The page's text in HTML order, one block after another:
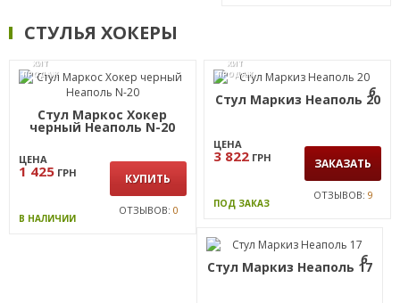
СТУЛЬЯ ХОКЕРЫ
ХИТ
ПРОДАЖ
Стул Маркос Хокер
черный Неаполь N-20
ЦЕНА
1 425 ГРН КУПИТЬ
В НАЛИЧИИ
ОТЗЫВОВ: 0
ХИТ
ПРОДАЖ
6
Стул Маркиз Неаполь 20
ЦЕНА
3 822 ГРН ЗАКАЗАТЬ
ПОД ЗАКАЗ
ОТЗЫВОВ: 9
6
Стул Маркиз Неаполь 17